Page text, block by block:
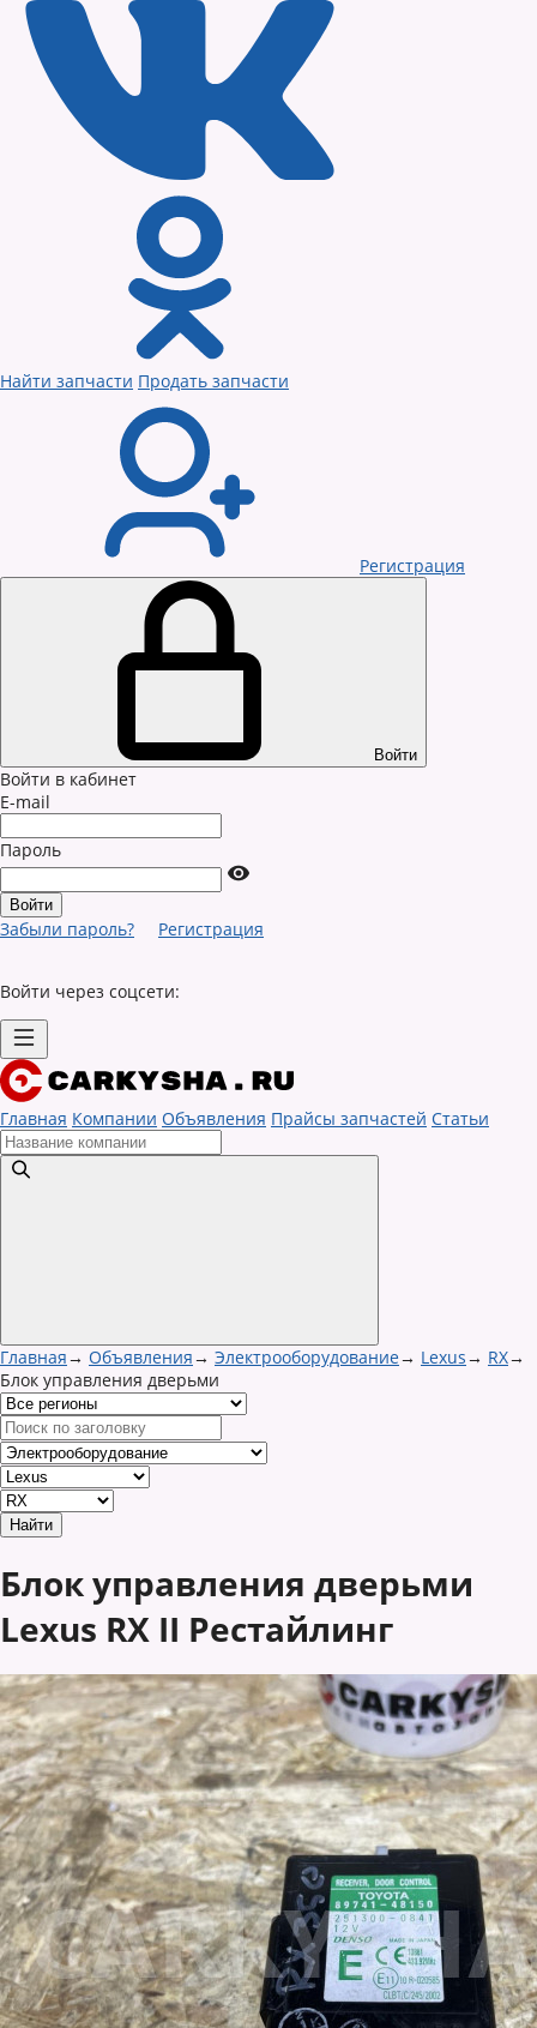
Найти запчасти Продать запчасти
Регистрация
Войти
Войти в кабинет
E-mail
Пароль
Забыли пароль? Регистрация
Войти через соцсети:
Главная Компании Объявления Прайсы запчастей Статьи
Главная→ Объявления→ Электрооборудование→ Lexus→ RX→
Блок управления дверьми
Блок управления дверьми
Lexus RX II Рестайлинг